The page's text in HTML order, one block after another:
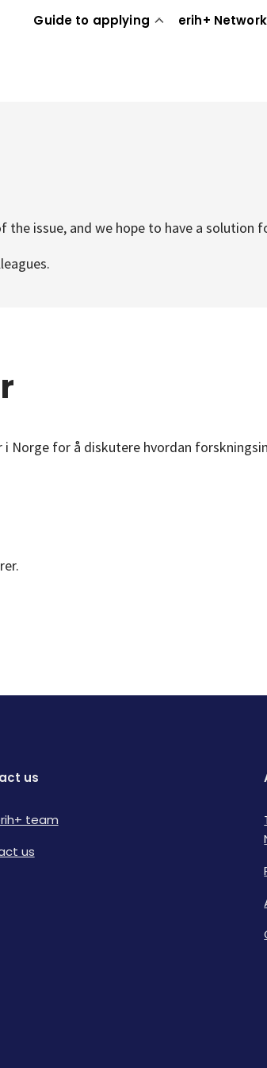
Guide to applying erih+ Network
issue, and we hope to have a solution
for å diskutere hvordan
us
team
us